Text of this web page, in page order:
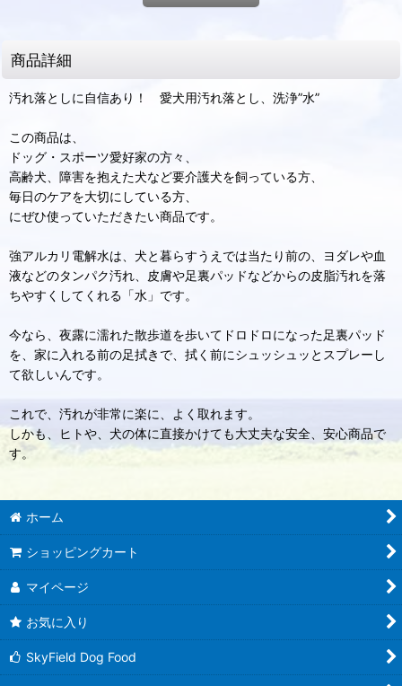
商品詳細
汚れ落としに自信あり！ 愛犬用汚れ落とし、洗浄”水”
この商品は、
ドッグ・スポーツ愛好家の方々、
高齢犬、障害を抱えた犬など要介護犬を飼っている方、
毎日のケアを大切にしている方、
にぜひ使っていただきたい商品です。
強アルカリ電解水は、犬と暮らすうえでは当たり前の、ヨダレや血
液などのタンパク汚れ、皮膚や足裏パッドなどからの皮脂汚れを落
ちやすくしてくれる「水」です。
今なら、夜露に濡れた散歩道を歩いてドロドロになった足裏パッド
を、家に入れる前の足拭きで、拭く前にシュッシュッとスプレーし
て欲しいんです。
これで、汚れが非常に楽に、よく取れます。
しかも、ヒトや、犬の体に直接かけても大丈夫な安全、安心商品で
す。
ホーム
ショッピングカート
マイページ
お気に入り
SkyField Dog Food